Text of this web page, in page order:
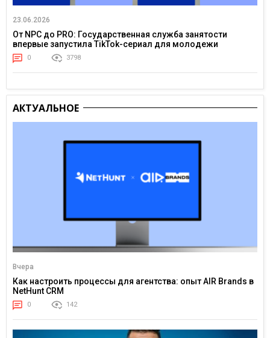
23.06.2026
От NPC до PRO: Государственная служба занятости
впервые запустила TikTok-сериал для молодежи
0 3798
АКТУАЛЬНОЕ
Вчера
Как настроить процессы для агентства: опыт AIR Brands в
NetHunt CRM
0 142